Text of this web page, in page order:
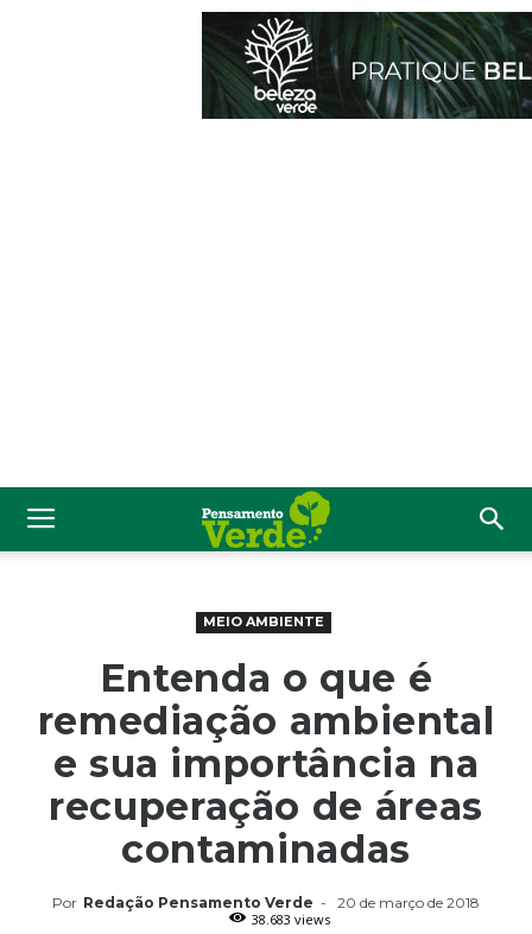
MEIO AMBIENTE
Entenda o que é
remediação ambiental
e sua importância na
recuperação de áreas
contaminadas
Por Redação Pensamento Verde -
20 de março de 2018
38.683 views